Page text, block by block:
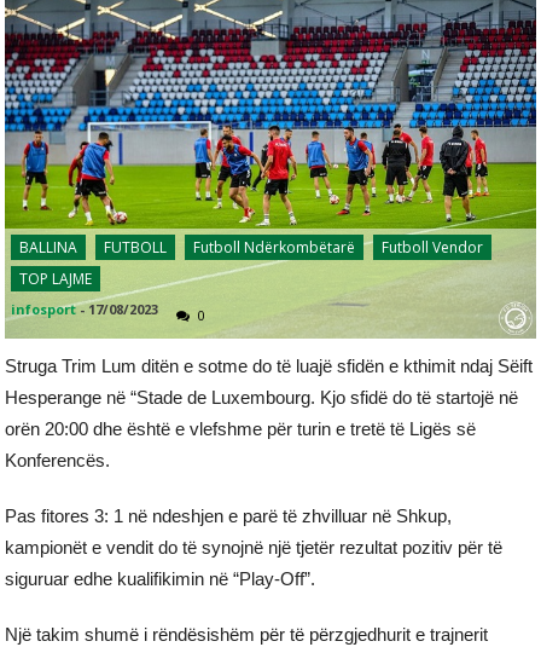
BALLINA FUTBOLL Futboll Ndërkombëtarë
Futboll Vendor
TOP LAJME
infosport -17/08/2023 0
Struga Trim Lum ditën e sotme do të luajë sfidën e kthimit ndaj Sëift
Hesperange në “Stade de Luxembourg. Kjo sfidë do të startojë në
orën 20:00 dhe është e vlefshme për turin e tretë të Ligës së
Konferencës.
Pas fitores 3: 1 në ndeshjen e parë të zhvilluar në Shkup,
kampionët e vendit do të synojnë një tjetër rezultat pozitiv për të
siguruar edhe kualifikimin në “Play-Off”.
Një takim shumë i rëndësishëm për të përzgjedhurit e trajnerit